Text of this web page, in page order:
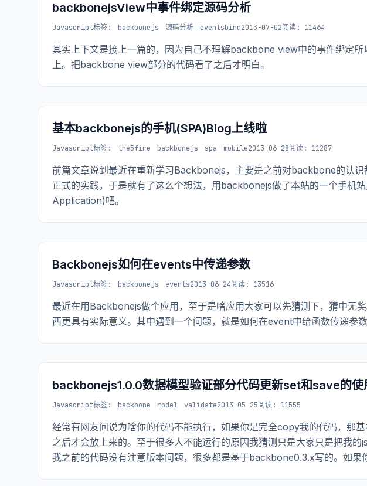
backbonejsView中事件绑定源码分析
Javascript标签: backbonejs 源码分析 eventsbind2013-07-02阅读: 11464
其实上下文是接上一篇的，因为自己不理解backbone view中的事件绑定
上。把backbone view部分的代码看了之后才明白。
基本backbonejs的手机(SPA)Blog上线啦
Javascript标签: the5fire backbonejs spa mobile2013-06-28阅读: 11287
前篇文章说到最近在重新学习Backbonejs，主要是之前对backbone的认
正式的实践，于是就有了这么个想法，用backbonejs做了本站的一个手机
Application)吧。
Backbonejs如何在events中传递参数
Javascript标签: backbonejs events2013-06-24阅读: 13516
最近在用Backbonejs做个应用，至于是啥应用大家可以先猜测下，猜中无
西更具有实际意义。其中遇到一个问题，就是如何在event中给函数传递参数
backbonejs1.0.0数据模型验证部分代码更新set和save的使
Javascript标签: backbone model validate2013-05-25阅读: 11555
经常有网友问说为啥你的代码不能执行，如果你是完全copy我的代码，那
之后才会放上来的。至于很多人不能运行的原因我猜测只是大家只是把我的
我之前的代码没有注意版本问题，很多都是基于backbone0.3.x写的。如果